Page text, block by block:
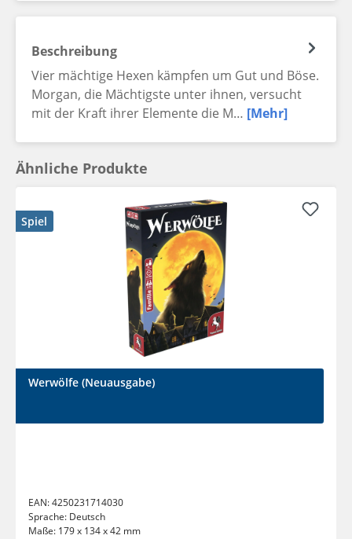
Beschreibung
Vier mächtige Hexen kämpfen um Gut und Böse.
Morgan, die Mächtigste unter ihnen, versucht
mit der Kraft ihrer Elemente die M… [Mehr]
Ähnliche Produkte
Spiel
Werwölfe (Neuausgabe)
EAN:4250231714030
Sprache: Deutsch
Maße: 179 x 134 x 42 mm